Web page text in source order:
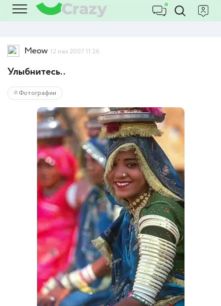
Meow 12 мая 2007 11:26
Улыбнитесь..
Фотографии